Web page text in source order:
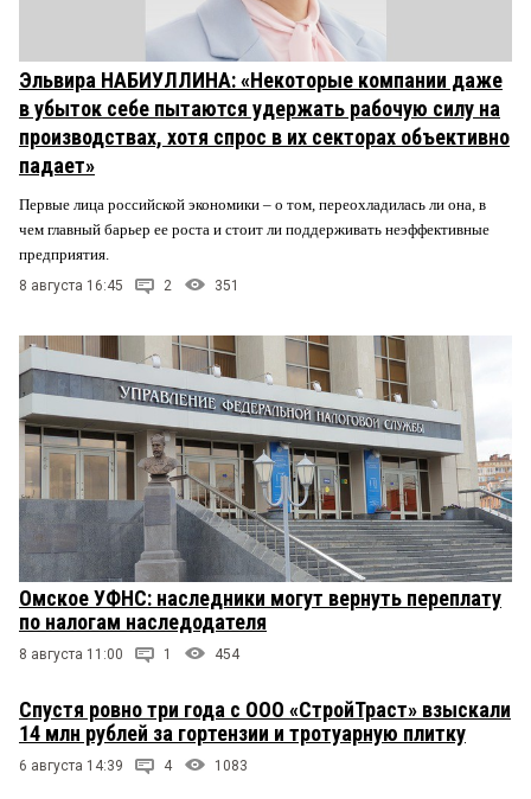
Эльвира НАБИУЛЛИНА: «Некоторые компании даже
в убыток себе пытаются удержать рабочую силу на
производствах, хотя спрос в их секторах объективно
падает»
Первые лица российской экономики – о том, переохладилась ли она, в
чем главный барьер ее роста и стоит ли поддерживать неэффективные
предприятия.
8 августа 16:45 2 351
Омское УФНС: наследники могут вернуть переплату
по налогам наследодателя
8 августа 11:00 1 454
Спустя ровно три года с ООО «СтройТраст» взыскали
14 млн рублей за гортензии и тротуарную плитку
6 августа 14:39 4 1083